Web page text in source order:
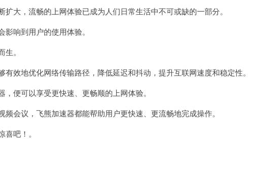
大，流畅的上网体验已成为人们日常生活中不可或缺的一部分。
响到用户的使用体验。
。
效地优化网络传输路径，降低延迟和抖动，提升互联网速度和稳定性。
便可以享受更快速、更畅顺的上网体验。
会议，飞熊加速器都能帮助用户更快速、更流畅地完成操作。
吧！。